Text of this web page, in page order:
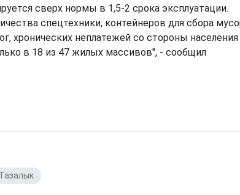
сверх нормы в 1,5-2 срока эксплуатации.
спецтехники, контейнеров для сбора
хронических неплатежей со стороны
в 18 из 47 жилых массивов", - сообщил
Тазалык